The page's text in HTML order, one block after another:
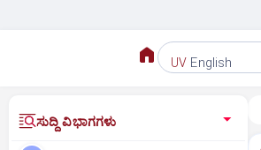
UV English
ಸುದ್ದಿ ವಿಭಾಗಗಳು